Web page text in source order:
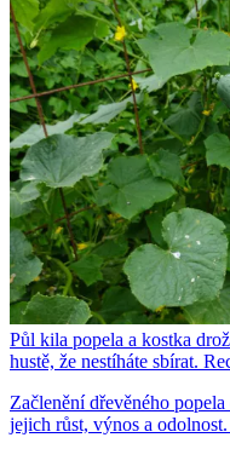
Půl kila popela a kostka
hustě, že nestíháte sbírat.
Začlenění dřevěného
jejich růst, výnos a